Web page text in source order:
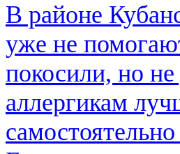
В районе
уже не
покосили, но
аллергикам